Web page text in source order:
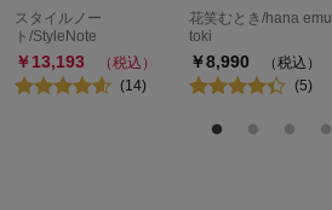
スタイルノー
ト/StyleNote
￥13,193
（税込）
(14)
花笑むとき/hana emu
toki
￥8,990
（税込）
(5)